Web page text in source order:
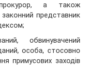
прокурор, а також
представник
обвинувачений
особа, стосовно
примусових заходів